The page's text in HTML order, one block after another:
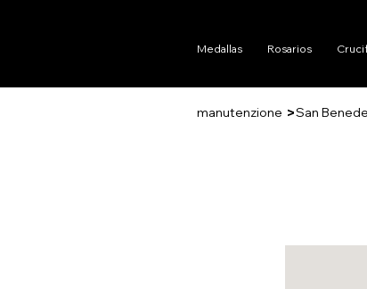
manutenzione >San
Medallas Rosarios